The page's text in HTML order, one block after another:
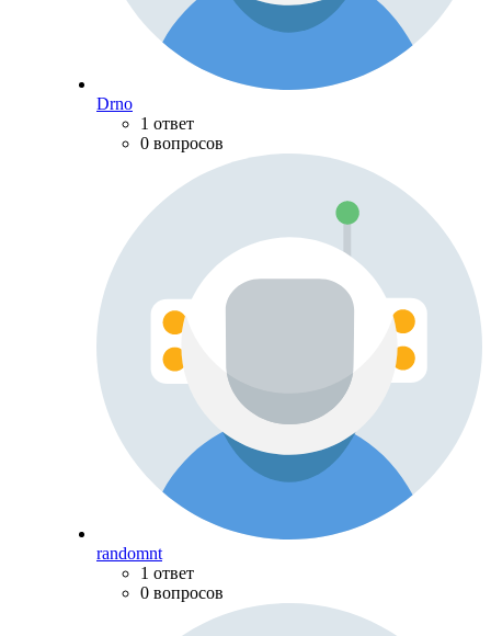
Drno
1 ответ
0 вопросов
randomnt
1 ответ
0 вопросов